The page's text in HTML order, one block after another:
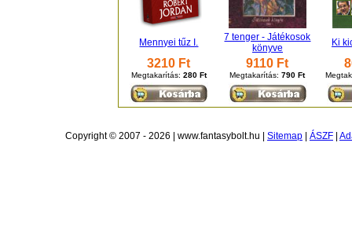
Mennyei tűz I.
7 tenger - Játékosok
könyve
Ki
3210 Ft
Megtakarítás: 280 Ft
9110 Ft
Megtakarítás:790 Ft
Copyright © 2007 - 2026 | www.fantasybolt.hu | Sitemap ÁSZF